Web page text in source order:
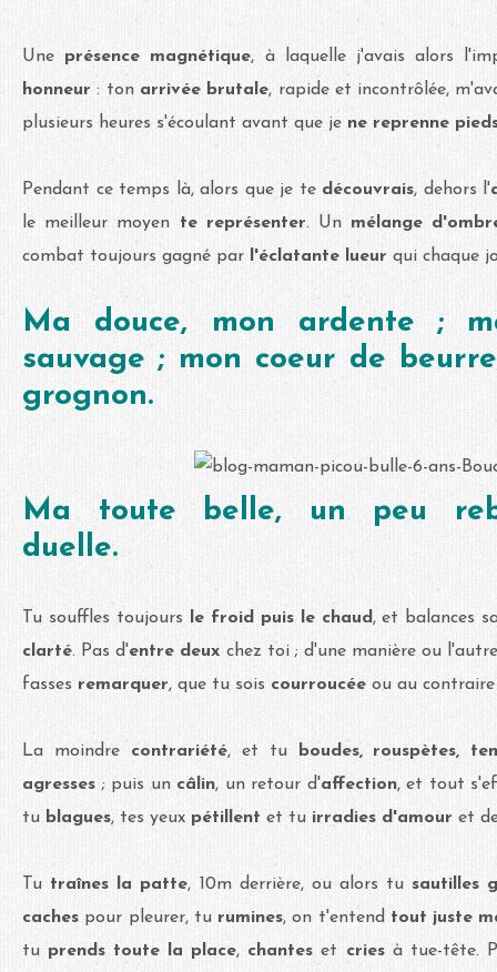
Une présence magnétique, à laquelle j'avais alors
honneur : ton arrivée brutale, rapide et incontrôlée,
plusieurs heures s'écoulant avant que je ne reprenne
Pendant ce temps là, alors que je te découvrais, dehors l'
le meilleur moyen te représenter. Un mélange
combat toujours gagné par
l'éclatante lueur qui chaque
Ma douce, mon ardente ;
sauvage ; mon coeur de
grognon.
Ma toute belle, un peu
duelle.
Tu souffles toujours le froid puis le chaud, et balances
clarté. Pas d'entre deux chez toi ; d'une manière ou
fasses remarquer, que tu sois courroucée ou au
La moindre contrariété, et tu
boudes, rouspètes,
agresses ; puis un câlin, un retour d'affection, et tout
tu blagues, tes yeux pétillent et tu irradies d'amour et
Tu traînes la patte, 10m derrière, ou alors tusautilles
caches pour pleurer, tu rumines, on t'entend tout juste
tu prends toute la place, chanteset cries à tue-tête.